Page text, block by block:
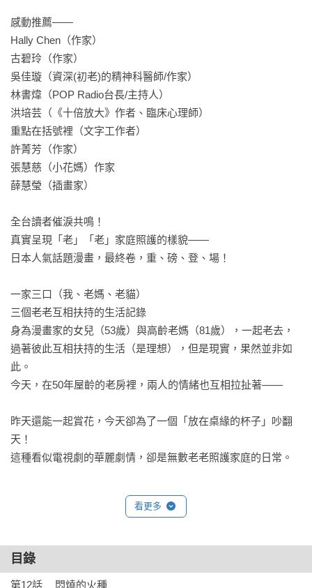
感動推薦——
Hally Chen（作家）
古碧玲（作家）
吳佳璇（資深(初老)的精神科醫師/作家）
林書煒（POP Radio台長/主持人）
洪培芸（《十倍放大》作者、臨床心理師）
重點在括號裡（文字工作者）
許菁芳（作家）
張慧慈（小花媽）作家
薛慧瑩（插畫家）
全台讀者催淚共鳴！
真實呈現「老」「老」家庭照護的樣貌——
日本人氣話題漫畫，最終卷，重、磅、登、場！
一家三口（我、老媽、老貓）
三個老老互相扶持的生活記錄
身為漫畫家的女兒（53歲）與高齡老媽（81歲），一起老去，
過著彼此互相扶持的生活（是理想），但是現實，果然並非如
此。
今天，在50年屋齡的老房裡，兩人的情緒也互相拉扯著——
昨天還能一起賞花，今天卻為了一個「放在桌緣的杯子」吵翻
天！
這種看似電視劇的華麗劇情，卻是無數老老照護家庭的日常。
母女的同居生活，真實到讓人不敢直視：
同居來到第三年，「好不容易」磨合，找到相處的方式，沒想
更令人震驚的是——老媽竟提出：她要拍「遺照」！
同時，老媽的記憶力持續惡化，身體的狀況也起伏不定，某一
天，她甚至說要去「看墓地」⋯⋯
看更多
目錄
第12話	悶燒的火種